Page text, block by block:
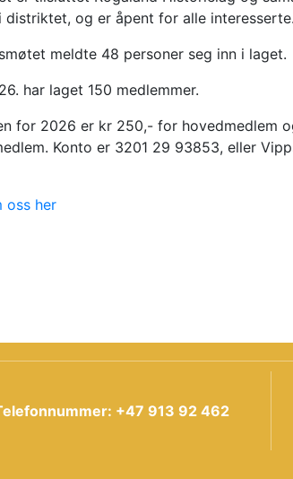
distriktet, og er åpent for alle interesserte.
meldte 48 personer seg inn i laget.
har laget 150 medlemmer.
for 2026 er kr 250,- for hovedmedlem
Konto er 3201 29 93853, eller
oss her
+47 913 92 462